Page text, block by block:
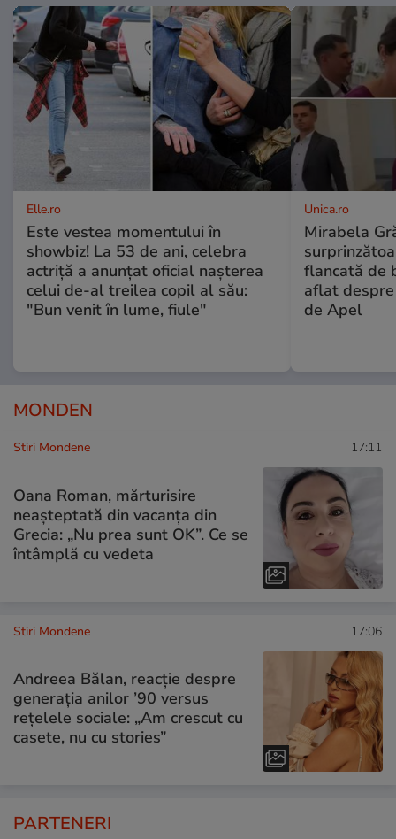
Elle.ro
Este vestea momentului în
showbiz! La 53 de ani, celebra
actriță a anunțat oficial nașterea
celui de-al treilea copil al său:
"Bun venit în lume, fiule"
Unica.ro
Mirabela
flancată de
aflat
de Apel
MONDEN
Stiri Mondene 17:11
Oana Roman, mărturisire
neașteptată din vacanța din
Grecia: „Nu prea sunt OK”. Ce se
întâmplă cu vedeta
Stiri Mondene 17:06
Andreea Bălan, reacție despre
generația anilor ’90 versus
rețelele sociale: „Am crescut cu
casete, nu cu stories”
PARTENERI